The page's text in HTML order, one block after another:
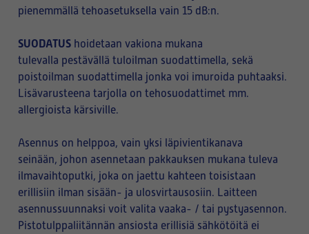
pienemmällä tehoasetuksella vain 15 dB:n.
SUODATUS hoidetaan vakiona mukana
tulevalla pestävällä tuloilman suodattimella, sekä
poistoilman suodattimella jonka voi imuroida puhtaaksi.
Lisävarusteena tarjolla on tehosuodattimet mm.
allergioista kärsiville.
Asennus on helppoa, vain yksi läpivientikanava
seinään, johon asennetaan pakkauksen mukana tuleva
ilmavaihtoputki, joka on jaettu kahteen toisistaan
erillisiin ilman sisään- ja ulosvirtausosiin. Laitteen
asennussuunnaksi voit valita vaaka- / tai pystyasennon.
Pistotulppaliitännän ansiosta erillisiä sähkötöitä ei